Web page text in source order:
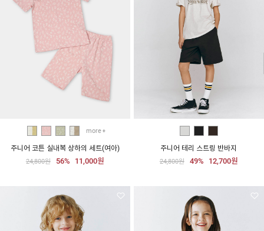
more
주니어 코튼 실내복 상하의 세트(여아)
24,800원 56% 11,000원
주니어 테리 스트링 반바지
24,800원 49% 12,700원